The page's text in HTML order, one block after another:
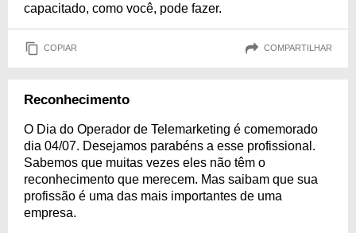
capacitado, como você, pode fazer.
COPIAR COMPARTILHAR
Reconhecimento
O Dia do Operador de Telemarketing é comemorado
dia 04/07. Desejamos parabéns a esse profissional.
Sabemos que muitas vezes eles não têm o
reconhecimento que merecem. Mas saibam que sua
profissão é uma das mais importantes de uma
empresa.